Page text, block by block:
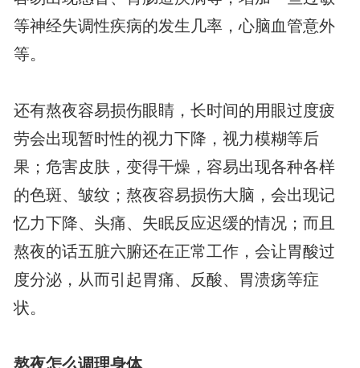
等神经失调性疾病的发生几率，心脑血管意外
等。
还有熬夜容易损伤眼睛，长时间的用眼过度疲
劳会出现暂时性的视力下降，视力模糊等后
果；危害皮肤，变得干燥，容易出现各种各样
的色斑、皱纹；熬夜容易损伤大脑，会出现记
忆力下降、头痛、失眠反应迟缓的情况；而且
熬夜的话五脏六腑还在正常工作，会让胃酸过
度分泌，从而引起胃痛、反酸、胃溃疡等症
状。
熬夜怎么调理身体